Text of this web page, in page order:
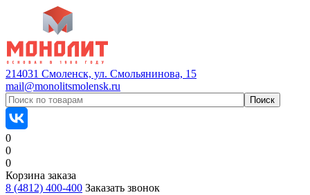
214031 Смоленск, ул. Смольянинова, 15
mail@monolitsmolensk.ru
0
0
0
Корзина заказа
8 (4812) 400-400 Заказать звонок